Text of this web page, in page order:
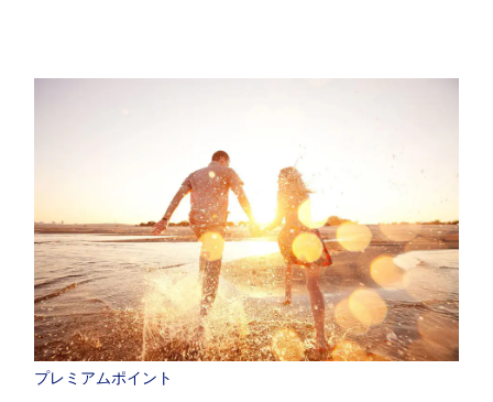
プレミアムポイント